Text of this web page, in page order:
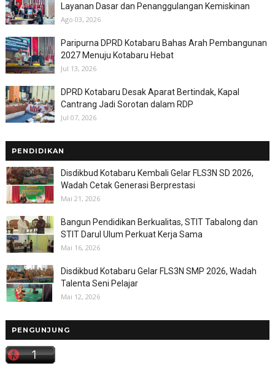
Layanan Dasar dan Penanggulangan Kemiskinan
Ago 03, 2026
Paripurna DPRD Kotabaru Bahas Arah Pembangunan
2027 Menuju Kotabaru Hebat
Jul 13, 2026
DPRD Kotabaru Desak Aparat Bertindak, Kapal
Cantrang Jadi Sorotan dalam RDP
Jul 07, 2026
PENDIDIKAN
Disdikbud Kotabaru Kembali Gelar FLS3N SD 2026,
Wadah Cetak Generasi Berprestasi
Mai 21, 2026
Bangun Pendidikan Berkualitas, STIT Tabalong dan
STIT Darul Ulum Perkuat Kerja Sama
Mai 16, 2026
Disdikbud Kotabaru Gelar FLS3N SMP 2026, Wadah
Talenta Seni Pelajar
Mai 12, 2026
PENGUNJUNG